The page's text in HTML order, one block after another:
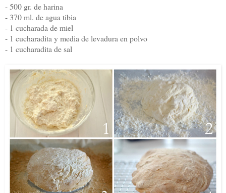
- 500 gr. de harina
- 370 ml. de agua tibia
- 1 cucharada de miel
- 1 cucharadita y media de levadura en polvo
- 1 cucharadita de sal